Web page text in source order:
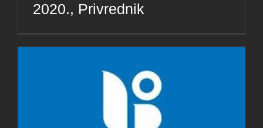
2020., Privrednik